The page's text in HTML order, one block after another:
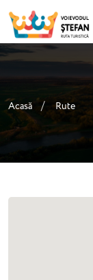
Acasă Rute